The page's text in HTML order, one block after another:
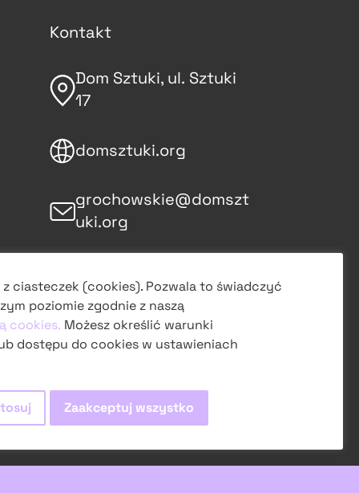
Kontakt
Dom Sztuki, ul. Sztuki
17
domsztuki.org
grochowskie@domszt
uki.org
na Instagramie
obserwuj
ciasteczek (cookies). Pozwala to świadczyć
poziomie zgodnie z naszą
cookies. Możesz określić warunki
dostępu do cookies w ustawieniach
Zaakceptuj wszystko